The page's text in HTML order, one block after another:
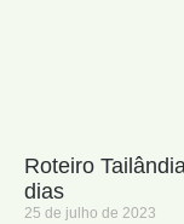
Roteiro
dias
25 de julho de 2023